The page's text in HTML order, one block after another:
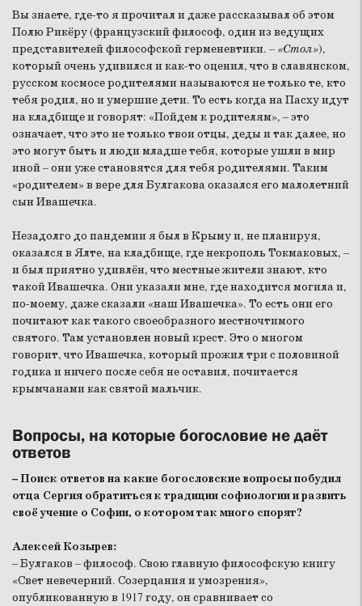
Вы знаете, где-то я прочитал и даже рассказывал об этом
Полю Рикёру (французский философ, один из ведущих
представителей философской герменевтики. – «Стол»),
который очень удивился и как-то оценил, что в славянском,
русском космосе родителями называются не только те, кто
тебя родил, но и умершие дети. То есть когда на Пасху идут
на кладбище и говорят: «Пойдем к родителям», – это
означает, что это не только твои отцы, деды и так далее, но
это могут быть и люди младше тебя, которые ушли в мир
иной – они уже становятся для тебя родителями. Таким
«родителем» в вере для Булгакова оказался его малолетний
сын Ивашечка.
Незадолго до пандемии я был в Крыму и, не планируя,
оказался в Ялте, на кладбище, где некрополь Токмаковых, –
и был приятно удивлён, что местные жители знают, кто
такой Ивашечка. Они указали мне, где находится могила и,
по-моему, даже сказали «наш Ивашечка». То есть они его
почитают как такого своеобразного местночтимого
святого. Там установлен новый крест. Это о многом
говорит, что Ивашечка, который прожил три с половиной
годика и ничего после себя не оставил, почитается
крымчанами как святой мальчик.
Вопросы, на которые богословие не даёт
ответов
– Поиск ответов на какие богословские вопросы побудил
отца Сергия обратиться к традиции софиологии и развить
своё учение о Софии, о котором так много спорят?
Алексей Козырев:
– Булгаков – философ. Свою главную философскую книгу
«Свет невечерний. Созерцания и умозрения»,
опубликованную в 1917 году, он сравнивает со